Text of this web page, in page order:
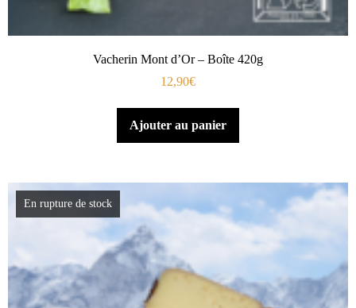
Vacherin Mont d’Or – Boîte 420g
12,90€
Ajouter au panier
En rupture de stock